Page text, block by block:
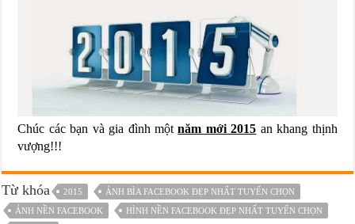
Chúc các bạn và gia đình mộtnăm mới 2015 an khang thịnh
vượng!!!
Từ khóa 2015
ẢNH BÌA FACEBOOK ĐẸP NHẤT TUYỂN CHỌN
ẢNH NỀN FACEBOOK
HÌNH NỀN FACEBOOK ĐẸP NHẤT TUYỂN CHỌN